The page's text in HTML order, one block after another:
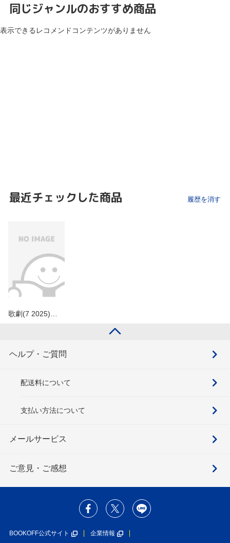
同じジャンルのおすすめ商品
表示できるレコメンドコンテンツがありません
最近チェックした商品 履歴を消す
歌劇(7 2025)…
ヘルプ・ご質問
配送料について
支払い方法について
メールサービス
ご意見・ご感想
BOOKOFF公式サイト 企業情報